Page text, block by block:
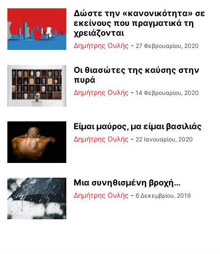
Δώστε την «κανονικότητα» σε
εκείνους που πραγματικά τη
χρειάζονται
Δημήτρης Ουλής - 27 Φεβρουαρίου, 2020
Οι θιασώτες της καύσης στην
πυρά
Δημήτρης Ουλής - 14 Φεβρουαρίου, 2020
Είμαι μαύρος, μα είμαι βασιλιάς
Δημήτρης Ουλής - 22 Ιανουαρίου, 2020
Μια συνηθισμένη βροχή…
Δημήτρης Ουλής - 6 Δεκεμβρίου, 2019